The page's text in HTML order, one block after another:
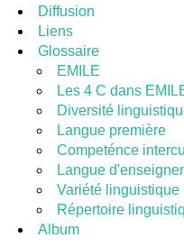
UNITÉS DIDACTIQUES
RESSOURCES
Diffusion
Liens
Glossaire
EMILE
Les 4 C dans
Diversité
Langue première
Competénce
Langue
Variété linguistique
Répertoire
Album